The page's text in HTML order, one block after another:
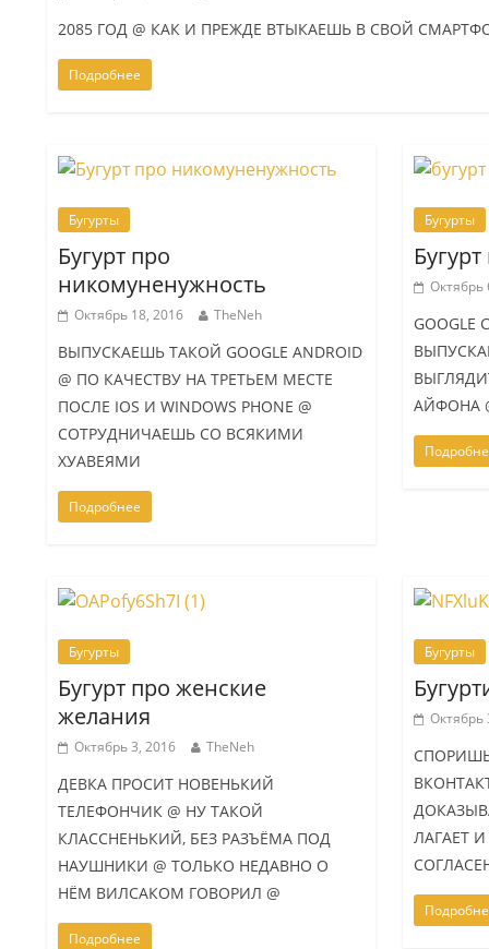
2085 ГОД @ КАК И ПРЕЖДЕ ВТЫКАЕШЬ В СВОЙ
Подробнее
Бугурты
Бугурт про
никомуненужность
Октябрь 18, 2016 TheNeh
ВЫПУСКАЕШЬ ТАКОЙ GOOGLE ANDROID
@ ПО КАЧЕСТВУ НА ТРЕТЬЕМ МЕСТЕ
ПОСЛЕ IOS И WINDOWS PHONE @
СОТРУДНИЧАЕШЬ СО ВСЯКИМИ
ХУАВЕЯМИ
Подробнее
Бугурты
Октябрь
АЙФОНА
Бугурты
Бугурт про женские
желания
Октябрь 3, 2016 TheNeh
ДЕВКА ПРОСИТ НОВЕНЬКИЙ
ТЕЛЕФОНЧИК @ НУ ТАКОЙ
КЛАССНЕНЬКИЙ, БЕЗ РАЗЪЁМА ПОД
НАУШНИКИ @ ТОЛЬКО НЕДАВНО О
НЁМ ВИЛСАКОМ ГОВОРИЛ @
Подробнее
Бугурты
Октябрь
ЛАГАЕТ